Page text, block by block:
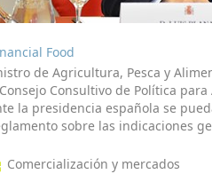
Food
de Agricultura, Pesca y
Consultivo de Política
la presidencia española se
sobre las indicaciones
Comercialización y mercados